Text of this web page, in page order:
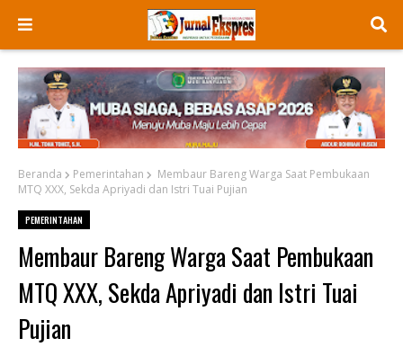
Beranda Pemerintahan
Membaur Bareng Warga Saat Pembukaan
MTQ XXX, Sekda Apriyadi dan Istri Tuai Pujian
PEMERINTAHAN
Membaur Bareng Warga Saat Pembukaan
MTQ XXX, Sekda Apriyadi dan Istri Tuai
Pujian